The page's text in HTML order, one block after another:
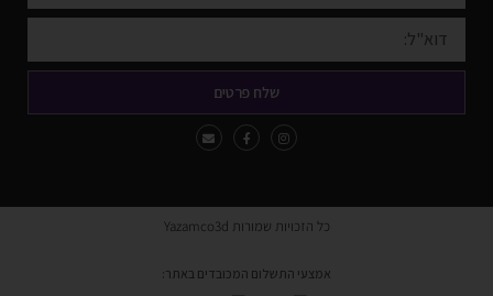
שלח פרטים
כל הזכויות שמורות Yazamco3d
אמצעי התשלום המכובדים באתר: